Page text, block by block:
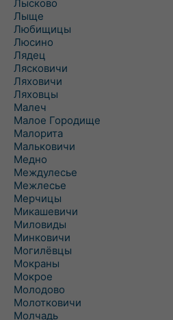
Лысково
Лыще
Любищицы
Люсино
Лядец
Лясковичи
Ляховичи
Ляховцы
Малеч
Малое Городище
Малорита
Мальковичи
Медно
Междулесье
Межлесье
Мерчицы
Микашевичи
Миловиды
Минковичи
Могилёвцы
Мокраны
Мокрое
Молодово
Молотковичи
Молчадь